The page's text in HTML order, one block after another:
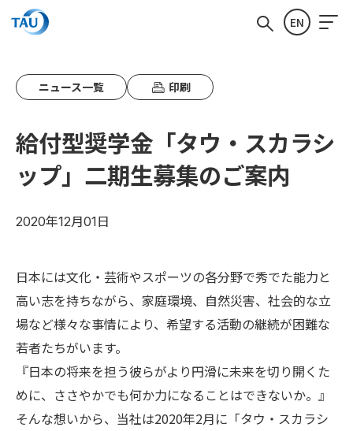
EN
ニュース一覧 印刷
給付型奨学金「タウ・スカラシ
ップ」二期生募集のご案内
2020年12月01日
日本には文化・芸術やスポーツの各分野で秀でた能力と
高い志を持ちながら、家庭環境、自然災害、社会的な立
場など様々な事情により、希望する活動の継続が困難な
若者たちがいます。
『日本の将来を担う彼らがより円滑に未来を切り開くた
めに、ささやかでも何か力になることはできないか。』
そんな想いから、当社は2020年2月に「タウ・スカラシ